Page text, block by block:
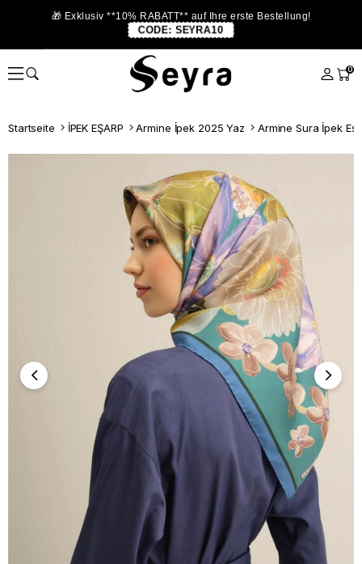
🎁 Exklusiv **10% RABATT** auf Ihre erste Bestellung!
CODE: SEYRA10
0
Startseite İPEK EŞARP Armine İpek 2025 Yaz Armine Sura İpek